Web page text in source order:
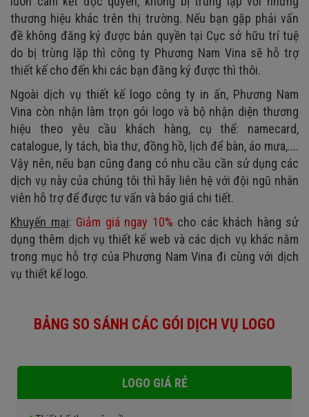
thương hiệu khác trên thị trường. Nếu bạn gặp phải vấn
đề không đăng ký được bản quyền tại Cục sở hữu trí tuệ
do bị trùng lặp thì công ty Phương Nam Vina sẽ hỗ trợ
thiết kế cho đến khi các bạn đăng ký được thì thôi.
Ngoài dịch vụ thiết kế logo công ty in ấn, Phương Nam
Vina còn nhận làm trọn gói logo và bộ nhận diện thương
hiệu theo yêu cầu khách hàng, cụ thể: namecard,
catalogue, ly tách, bìa thư, đồng hồ, lịch để bàn, áo mưa,....
Vậy nên, nếu bạn cũng đang có nhu cầu cần sử dụng các
dịch vụ này của chúng tôi thì hãy liên hệ với đội ngũ nhân
viên hỗ trợ để được tư vấn và báo giá chi tiết.
Khuyến mại: Giảm giá ngay 10% cho các khách hàng sử
dụng thêm dịch vụ thiết kế web và các dịch vụ khác nằm
trong mục hỗ trợ của Phương Nam Vina đi cùng với dịch
vụ thiết kế logo.
BẢNG SO SÁNH CÁC GÓI DỊCH VỤ LOGO
LOGO GIÁ RẺ